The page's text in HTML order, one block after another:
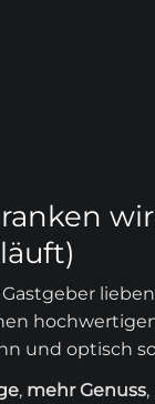
läuft)
Gastgeber lieben
und optisch
, mehr Genuss,